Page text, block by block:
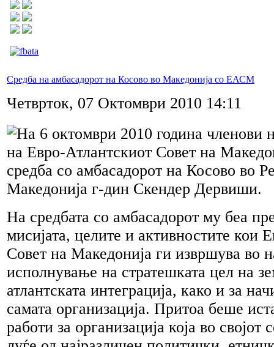
Средба на амбасадорот на Косово во Македонија со ЕАСМ
Четврток, 07 Октомври 2010 14:11
На 6 октомври 2010 година членови
на Евро-Атлантскиот Совет на
средба со амбасадорот на Косово во
Македонија г-дин Скендер Дервиши.
На средбата со амбасадорот му беа
мисијата, целите и активностите кои
Совет на Македонија ги извршува во
исполнување на стратешката цел на
атлантската интеграција, како и за
самата организација. Притоа беше
работи за организација која во својот